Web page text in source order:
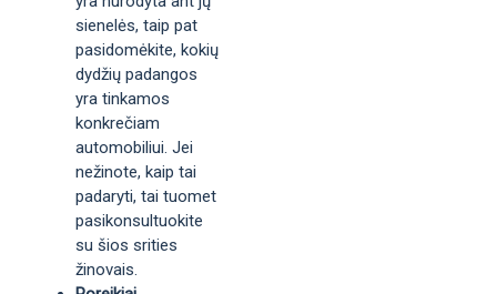
sienelės, taip pat
pasidomėkite, kokių
dydžių padangos
yra tinkamos
konkrečiam
automobiliui. Jei
nežinote, kaip tai
padaryti, tai tuomet
pasikonsultuokite
su šios srities
žinovais.